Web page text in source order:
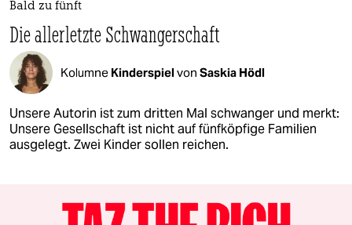
Bald zu fünft
Die allerletzte Schwangerschaft
Kolumne Kinderspielvon Saskia Hödl
Unsere Autorin ist zum dritten Mal schwanger und merkt:
Unsere Gesellschaft ist nicht auf fünfköpfige Familien
ausgelegt. Zwei Kinder sollen reichen.